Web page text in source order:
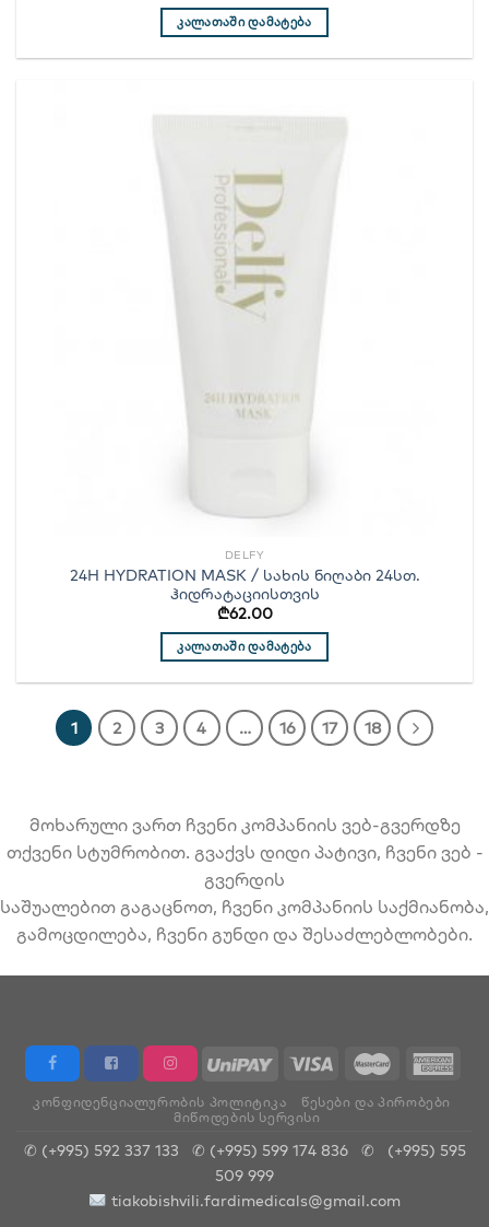
ᲙᲐᲚᲐᲗᲐᲨᲘ ᲓᲐᲛᲐᲢᲔᲑᲐ
DELFY
24H HYDRATION MASK / სახის ნიღაბი 24სთ.
ჰიდრატაციისთვის
₾62.00
ᲙᲐᲚᲐᲗᲐᲨᲘ ᲓᲐᲛᲐᲢᲔᲑᲐ
1 2 3 4 … 16 17 18
მოხარული ვართ ჩვენი კომპანიის ვებ-გვერდზე
თქვენი სტუმრობით. გვაქვს დიდი პატივი, ჩვენი ვებ -
გვერდის
საშუალებით გაგაცნოთ, ჩვენი კომპანიის საქმიანობა,
გამოცდილება, ჩვენი გუნდი და შესაძლებლობები.
ᲙᲝᲜᲤᲘᲓᲔᲜᲪᲘᲐᲚᲣᲠᲝᲑᲘᲡ ᲞᲝᲚᲘᲢᲘᲙᲐ
ᲬᲔᲡᲔᲑᲘ ᲓᲐ ᲞᲘᲠᲝᲑᲔᲑᲘ
ᲛᲘᲬᲝᲓᲔᲑᲘᲡ ᲡᲔᲠᲕᲘᲡᲘ
✆ (+995) 592 337 133 ✆ (+995) 599 174 836 ✆
(+995) 595
509 999
tiakobishvili.fardimedicals@gmail.com